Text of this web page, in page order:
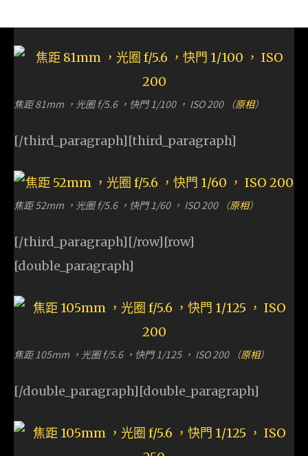
焦距 81mm ，光圈 f/5.6 ，快門 1/100 ， ISO 200 （原相）
[/third_paragraph][third_paragraph]
焦距 52mm ，光圈 f/5.6 ，快門 1/60 ， ISO 200 （原相）
[/third_paragraph][/row][row]
[double_paragraph]
焦距 105mm ，光圈 f/5.6 ，快門 1/125 ， ISO 200 （原相）
[/double_paragraph][double_paragraph]